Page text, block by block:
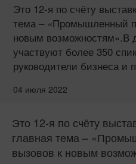
Это 12-я по счёту
тема – «Промышленный
новым возможностям».В
участвуют более 350
руководители бизнеса и
04 июля 2022
Это 12-я по счёту
главная тема –
вызовов к новым